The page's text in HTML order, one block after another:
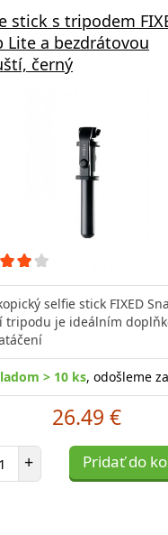
stick s tripodem
Lite a bezdrátovou
černý
selfie stick FIXED
tripodu je ideálním
> 10 ks, odošleme
26.49 €
Počet položiek
+ Pridať do